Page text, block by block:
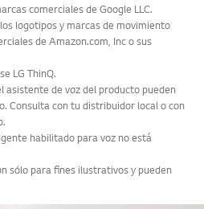
comerciales de Google LLC.
logotipos y marcas de movimiento
de Amazon.com, Inc o sus
LG ThinQ.
asistente de voz del producto pueden
Consulta con tu distribuidor local o con
habilitado para voz no está
sólo para fines ilustrativos y pueden